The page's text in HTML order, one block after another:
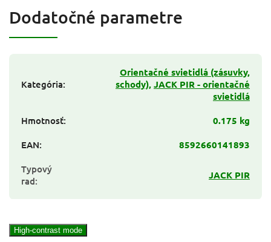
Dodatočné parametre
Kategória:
Orientačné svietidlá (zásuvky,
schody), JACK PIR - orientačné
svietidlá
Hmotnosť:
0.175 kg
EAN:
8592660141893
Typový
rad: JACK PIR
High-contrast mode